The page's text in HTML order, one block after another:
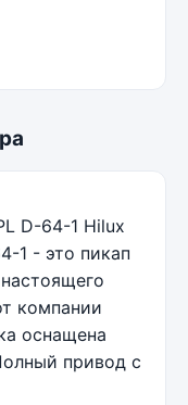
D-64-1 Hilux
1 - это пикап
компании
оснащена
привод с